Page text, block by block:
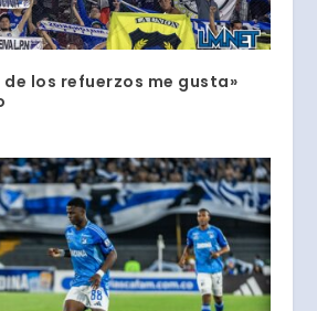
de los refuerzos me gusta»